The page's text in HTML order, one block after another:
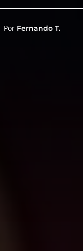
Por Fernando T.